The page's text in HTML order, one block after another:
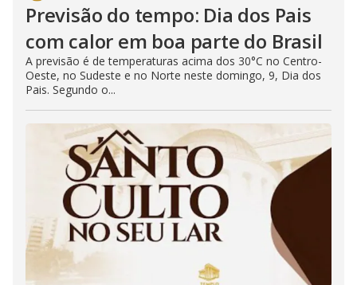
Previsão do tempo: Dia dos Pais
com calor em boa parte do Brasil
A previsão é de temperaturas acima dos 30°C no Centro-
Oeste, no Sudeste e no Norte neste domingo, 9, Dia dos
Pais. Segundo o...